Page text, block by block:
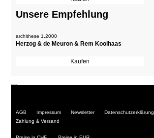
Unsere Empfehlung
archithese 1.2000
Herzog & de Meuron & Rem Koolhaas
Navigation
überspringen
AGB Impressum Newsletter
Datenschutzerklärung
Zahlung & Versand